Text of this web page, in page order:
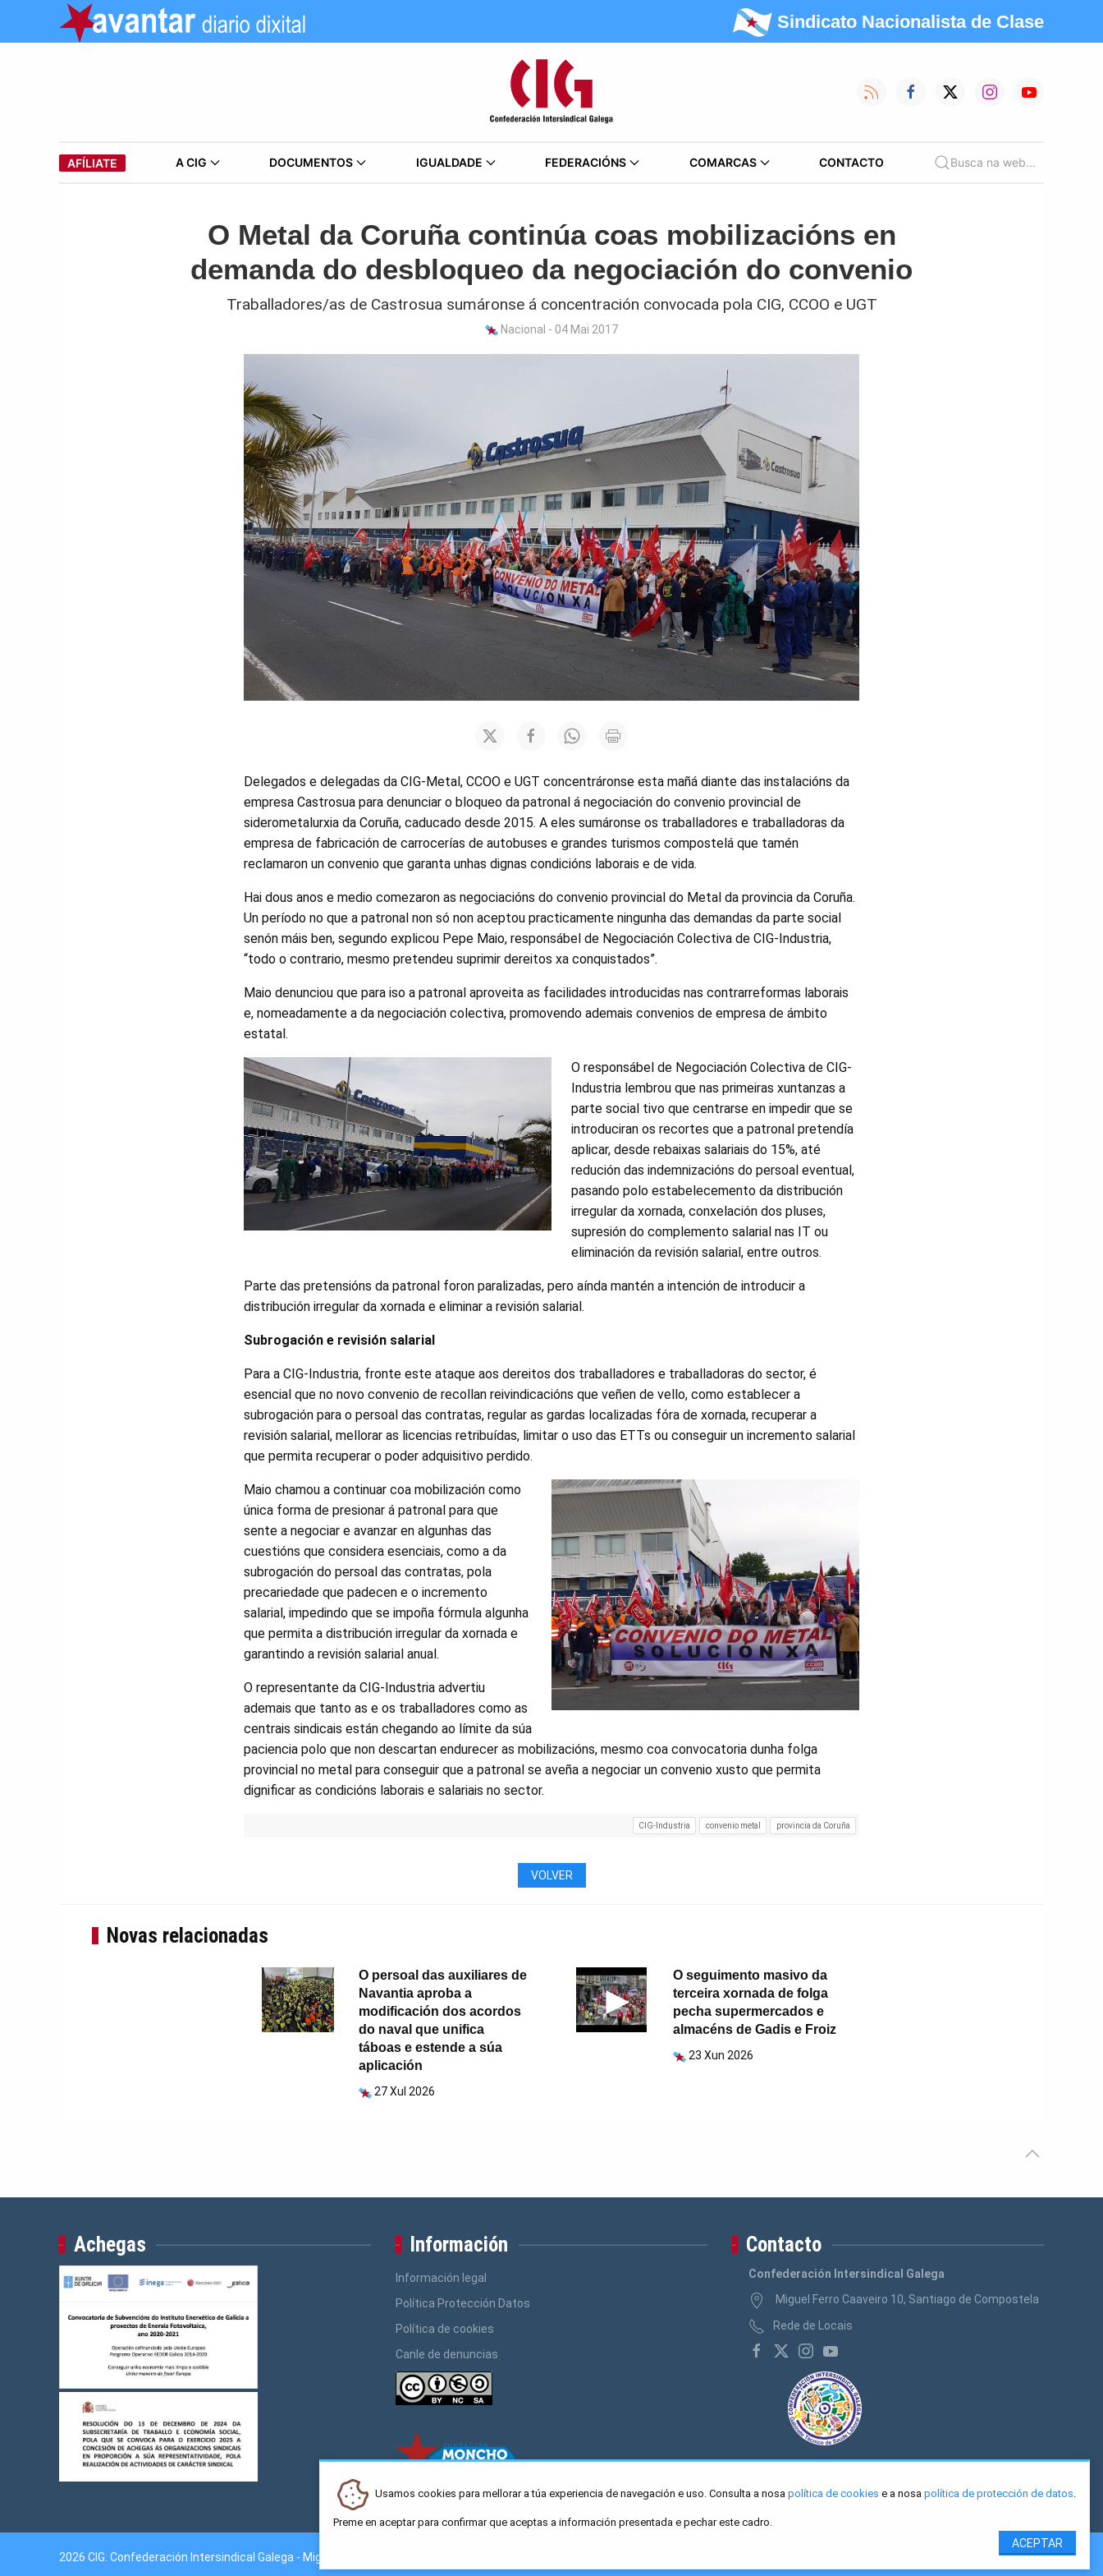
Sindicato Nacionalista de Clase
AFÍLIATE A CIG DOCUMENTOS IGUALDADE FEDERACIÓNS COMARCAS CONTACTO Busca na web...
O Metal da Coruña continúa coas mobilizacións en
demanda do desbloqueo da negociación do convenio
Traballadores/as de Castrosua sumáronse á concentración convocada pola CIG, CCOO e UGT
Nacional - 04 Mai 2017
Delegados e delegadas da CIG-Metal, CCOO e UGT concentráronse esta mañá diante das instalacións da
empresa Castrosua para denunciar o bloqueo da patronal á negociación do convenio provincial de
siderometalurxia da Coruña, caducado desde 2015. A eles sumáronse os traballadores e traballadoras da
empresa de fabricación de carrocerías de autobuses e grandes turismos compostelá que tamén
reclamaron un convenio que garanta unhas dignas condicións laborais e de vida.
Hai dous anos e medio comezaron as negociacións do convenio provincial do Metal da provincia da Coruña.
Un período no que a patronal non só non aceptou practicamente ningunha das demandas da parte social
senón máis ben, segundo explicou Pepe Maio, responsábel de Negociación Colectiva de CIG-Industria,
“todo o contrario, mesmo pretendeu suprimir dereitos xa conquistados”.
Maio denunciou que para iso a patronal aproveita as facilidades introducidas nas contrarreformas laborais
e, nomeadamente a da negociación colectiva, promovendo ademais convenios de empresa de ámbito
estatal.
O responsábel de Negociación Colectiva de CIG-
Industria lembrou que nas primeiras xuntanzas a
parte social tivo que centrarse en impedir que se
introduciran os recortes que a patronal pretendía
aplicar, desde rebaixas salariais do 15%, até
redución das indemnizacións do persoal eventual,
pasando polo estabelecemento da distribución
irregular da xornada, conxelación dos pluses,
supresión do complemento salarial nas IT ou
eliminación da revisión salarial, entre outros.
Parte das pretensións da patronal foron paralizadas, pero aínda mantén a intención de introducir a
distribución irregular da xornada e eliminar a revisión salarial.
Subrogación e revisión salarial
Para a CIG-Industria, fronte este ataque aos dereitos dos traballadores e traballadoras do sector, é
esencial que no novo convenio de recollan reivindicacións que veñen de vello, como establecer a
subrogación para o persoal das contratas, regular as gardas localizadas fóra de xornada, recuperar a
revisión salarial, mellorar as licencias retribuídas, limitar o uso das ETTs ou conseguir un incremento salarial
que permita recuperar o poder adquisitivo perdido.
Maio chamou a continuar coa mobilización como
única forma de presionar á patronal para que
sente a negociar e avanzar en algunhas das
cuestións que considera esenciais, como a da
subrogación do persoal das contratas, pola
precariedade que padecen e o incremento
salarial, impedindo que se impoña fórmula algunha
que permita a distribución irregular da xornada e
garantindo a revisión salarial anual.
O representante da CIG-Industria advertiu
ademais que tanto as e os traballadores como as
centrais sindicais están chegando ao límite da súa
paciencia polo que non descartan endurecer as mobilizacións, mesmo coa convocatoria dunha folga
provincial no metal para conseguir que a patronal se aveña a negociar un convenio xusto que permita
dignificar as condicións laborais e salariais no sector.
CIG-Industria convenio metal provincia da Coruña
VOLVER
Novas relacionadas
O persoal das auxiliares de
Navantia aproba a
modificación dos acordos
do naval que unifica
táboas e estende a súa
aplicación
27 Xul 2026
O seguimento masivo da
terceira xornada de folga
pecha supermercados e
almacéns de Gadis e Froiz
23 Xun 2026
Achegas Información
Información legal
Política Protección Datos
Política de cookies
Canle de denuncias
Contacto
Confederación Intersindical Galega
Miguel Ferro Caaveiro 10, Santiago de Compostela
Rede de Locais
2026 CIG. Confederación Intersindical Galega - Miguel Ferro Caaveiro 10, Santiago de Compostela
Usamos cookies para mellorar a túa experiencia de navegación e uso. Consulta a nosa política de cookies e a nosa política de protección de datos.
Preme en aceptar para confirmar que aceptas a información presentada e pechar este cadro.
ACEPTAR